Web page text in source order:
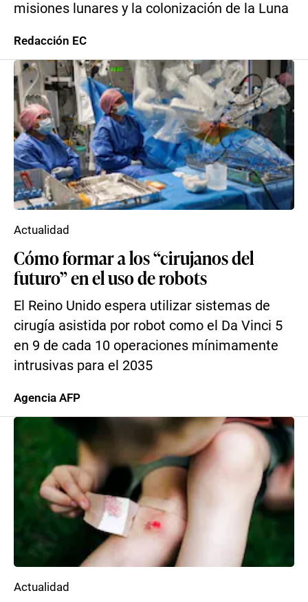
misiones lunares y la colonización de la Luna
Redacción EC
Cómo formar a los “cirujanos del
futuro” en el uso de robots
El Reino Unido espera utilizar sistemas de
cirugía asistida por robot como el Da Vinci 5
en 9 de cada 10 operaciones mínimamente
intrusivas para el 2035
Actualidad
Agencia AFP
Actualidad